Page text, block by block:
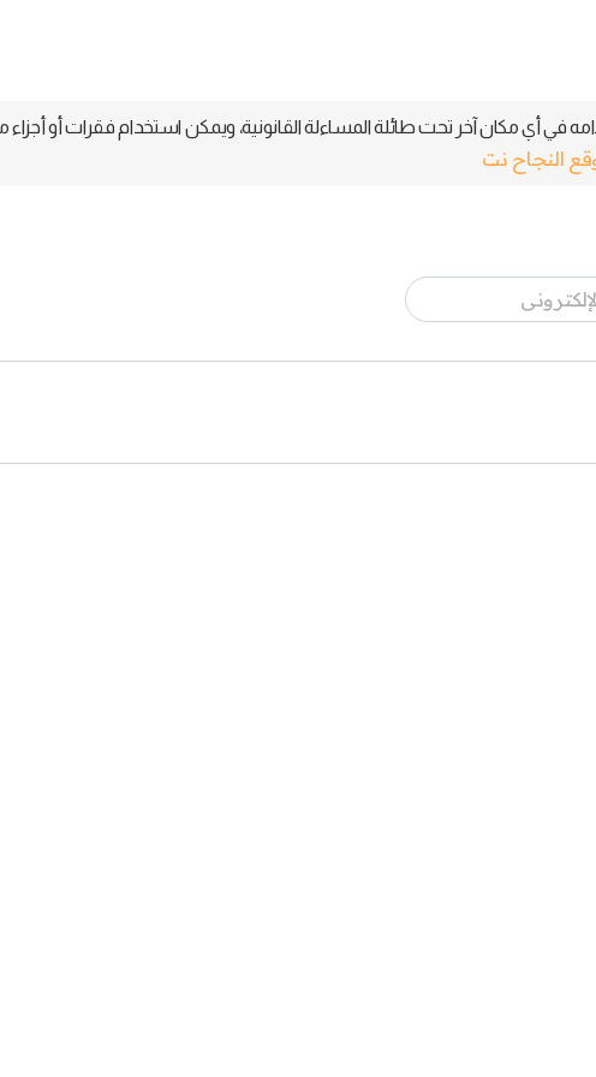
في أي مكان آخر تحت طائلة المساءلة القانونية، ويمكن استخدام فقرات أو أجزاء
النجاح نت